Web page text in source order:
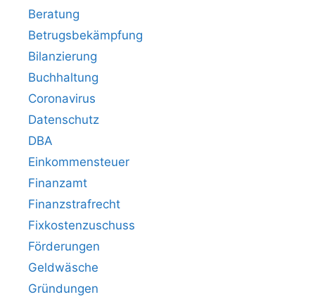
Beratung
Betrugsbekämpfung
Bilanzierung
Buchhaltung
Coronavirus
Datenschutz
DBA
Einkommensteuer
Finanzamt
Finanzstrafrecht
Fixkostenzuschuss
Förderungen
Geldwäsche
Gründungen